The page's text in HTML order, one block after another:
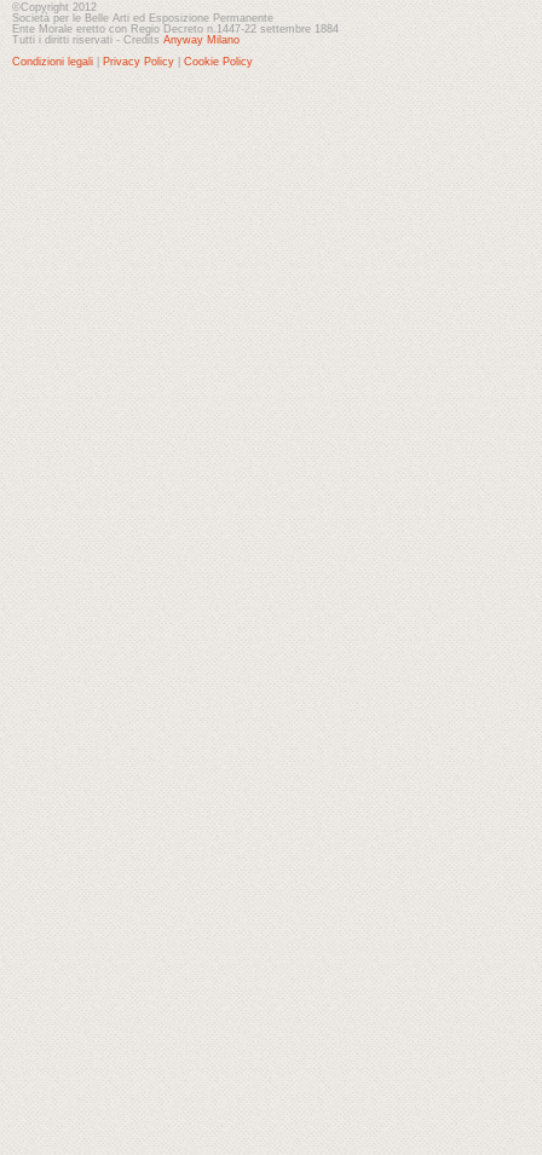
©Copyright 2012
Società per le Belle Arti ed Esposizione Permanente
Ente Morale eretto con Regio Decreto n.1447-22 settembre 1884
Tutti i diritti riservati - Credits Anyway Milano
Condizioni legali
Privacy Policy Cookie Policy